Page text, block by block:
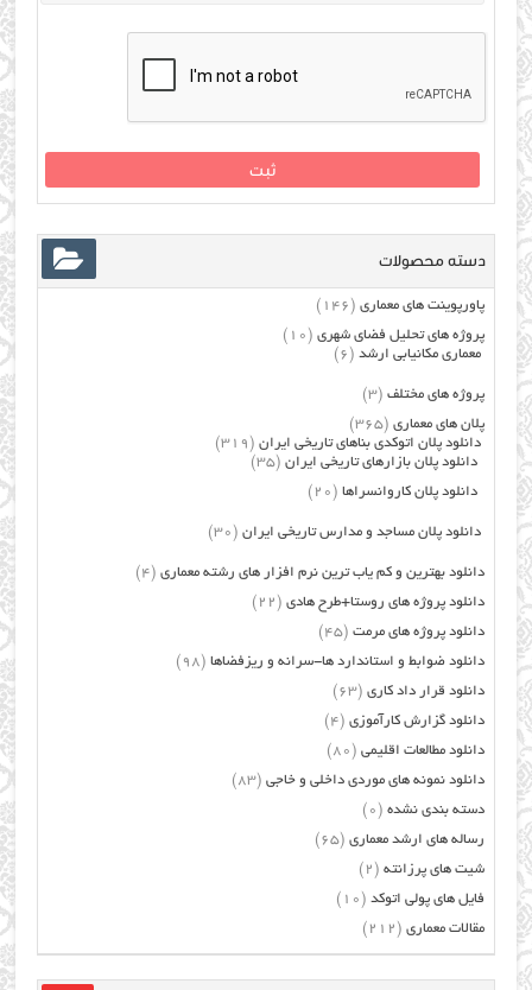
دسته محصولات
پاورپوینت های معماری (146)
پروژه های تحلیل فضای شهری (10)
معماری مکانیابی ارشد (6)
پروژه های مختلف (3)
پلان های معماری (365)
دانلود پلان اتوکدی بناهای تاریخی ایران (319)
دانلود پلان بازارهای تاریخی ایران (35)
دانلود پلان کاروانسراها (20)
دانلود پلان مساجد و مدارس تاریخی ایران (30)
دانلود بهترین و کم یاب ترین نرم افزار های رشته معماری (4)
دانلود پروژه های روستا+طرح هادی (22)
دانلود پروژه های مرمت (45)
دانلود ضوابط و استاندارد ها-سرانه و ریزفضاها (98)
دانلود قرار داد کاری (63)
دانلود گزارش کارآموزی (4)
دانلود مطالعات اقلیمی (80)
دانلود نمونه های موردی داخلی و خاجی (83)
دسته بندی نشده (0)
رساله های ارشد معماری (65)
شیت های پرزانته (2)
فایل های پولی اتوکد (10)
مقالات معماری (212)